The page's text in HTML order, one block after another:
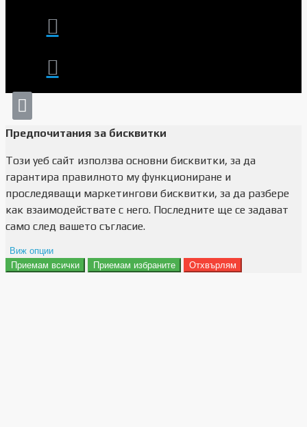
Предпочитания за бисквитки
Този уеб сайт използва основни бисквитки, за да
гарантира правилното му функциониране и
проследяващи маркетингови бисквитки, за да разбере
как взаимодействате с него. Последните ще се задават
само след вашето съгласие.
Виж опции
Препочитания за реклами
Приемам всички Приемам избраните Отхвърлям